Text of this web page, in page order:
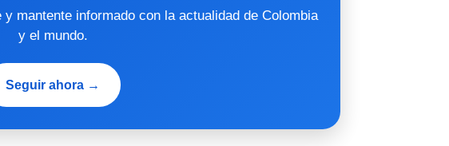
mantente informado con la actualidad de Colombia
y el mundo.
Seguir ahora →